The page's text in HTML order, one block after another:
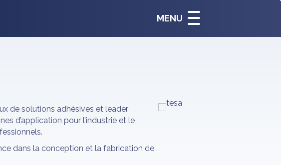
MENU
de solutions adhésives et leader
d’application pour l’industrie et le
dans la conception et la fabrication de